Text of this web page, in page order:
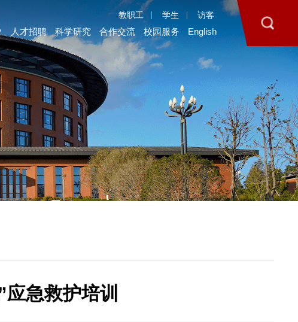
教职工 学生 访客
人才招聘 科学研究 合作交流 校园服务 English
应急救护培训